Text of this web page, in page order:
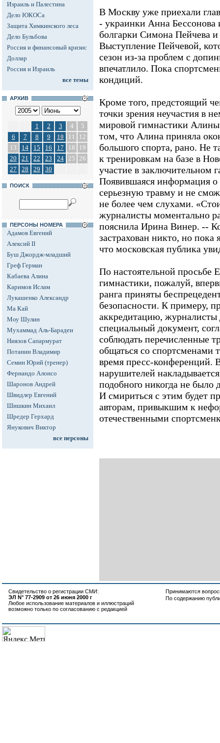
Израиль и Палестина
Дело ЮКОСа
Защита Химкинского леса
Дело Бульбова
Россия и финансовый кризис
Доллар
Россия и Израиль
все темы
АРХИВ
1 2 3 4
5
6
7 8 9 10 11
12
13
14 15 16 17 18
19
20
21 22 23 24 25 26
27
28 29 30
ПОИСК
ПЕРСОНЫ НОМЕРА
Адамов Евгений
Алексий II
Буш Джордж-младший
Греф Герман
Кабаева Алина
Каримов Ислам
Лукашенко Александр
Ма Кай
Моу Шулин
Мухаммад Аль-Барадеи
Ниязов Сапармурат
Потанин Владимир
Семин Юрий (тренер)
Фернандо Алонсо
Шаронов Андрей
Швидлер Евгений
Шишкин Михаил
Шредер Герхард
Янукович Виктор
все персоны
В Москву уже приехали
- украинки Анна Бессонова
болгарки Симона Пейчева
Выступление Пейчевой,
сезон из-за проблем с
впечатлило. Пока
кондиций.
Кроме того, предстоящий
точки зрения неучастия в
мировой гимнастики Алины
том, что Алина приняла
большого спорта, рано. Не
к тренировкам на базе в
участие в заключительном
Появившаяся информация
серьезную травму и не
не более чем слухами.
журналисты моментально
пояснила Ирина Винер. --
застрахован никто, но пока
что московская публика
По настоятельной просьбе
гимнастики, пожалуй,
ранга приняты
безопасности. К примеру,
аккредитацию,
специальный документ,
соблюдать перечисленные
общаться со спортсменами
время пресс-конференций.
нарушителей
подобного никогда не
И смириться с этим будет
авторам, привыкшим к
отечественными
Свидетельство о регистрации СМИ:
ЭЛ N° 77-2909 от 26 июня 2000 г
Любое использование материалов и иллюстраций
возможно только по согласованию с редакцией
Принимаются
По содержанию